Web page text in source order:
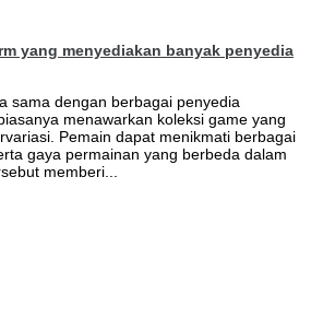
yang menyediakan banyak penyedia
sama dengan berbagai penyedia
menawarkan koleksi game yang
Pemain dapat menikmati berbagai
gaya permainan yang berbeda dalam
memberi...